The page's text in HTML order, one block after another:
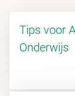
Tips voor
Onderwijs